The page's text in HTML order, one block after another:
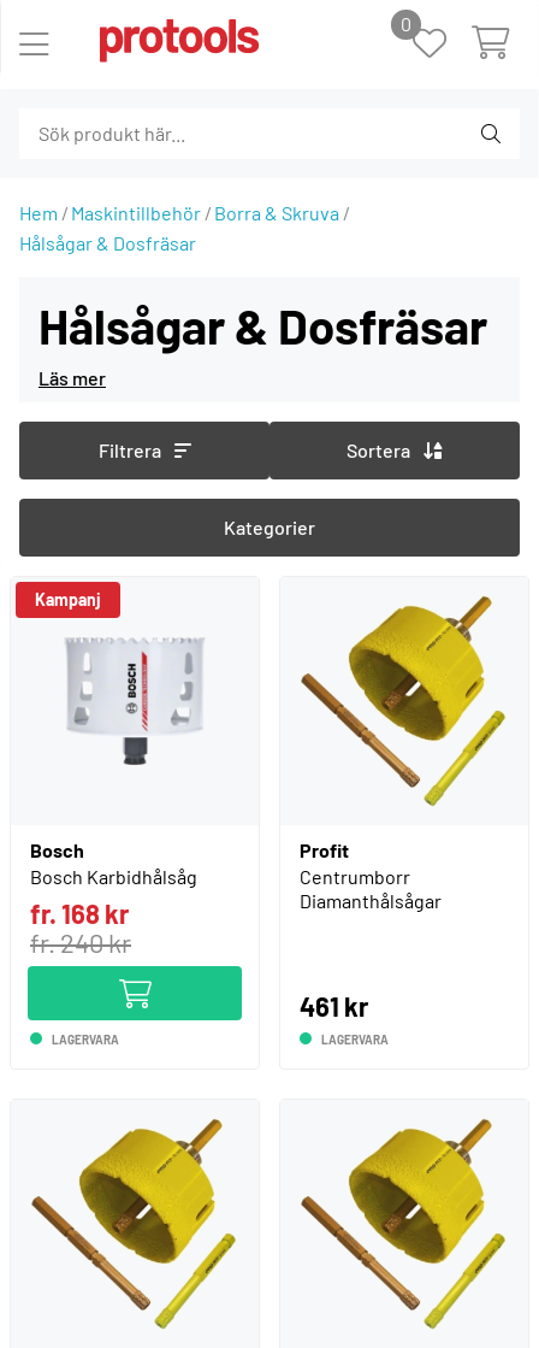
0
Hem Maskintillbehör
Borra & Skruva
Hålsågar & Dosfräsar
Hålsågar & Dosfräsar
Filtrera Sortera
Kategorier
Kampanj
Bosch
Bosch Karbidhålsåg
fr. 168 kr
fr. 240 kr
LAGERVARA
Profit
Centrumborr
Diamanthålsågar
461 kr
LAGERVARA